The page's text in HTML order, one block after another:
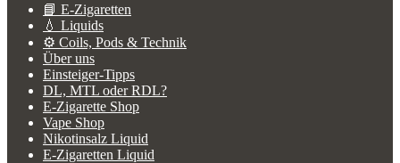
📘 E-Zigaretten
💧 Liquids
⚙️ Coils, Pods & Technik
Über uns
Einsteiger-Tipps
DL, MTL oder RDL?
E-Zigarette Shop
Vape Shop
Nikotinsalz Liquid
E-Zigaretten Liquid